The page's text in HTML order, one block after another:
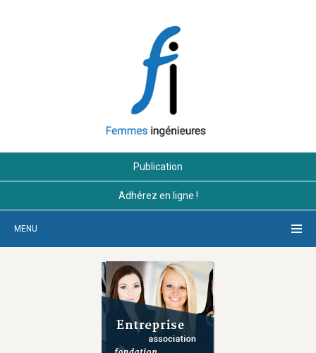
Publication
Adhérez en ligne !
MENU